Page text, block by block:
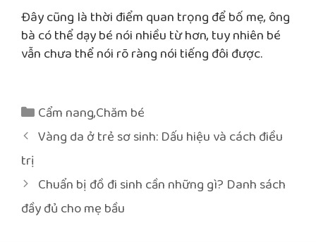
Đây cũng là thời điểm quan trọng để bố mẹ, ông
bà có thể dạy bé nói nhiều từ hơn, tuy nhiên bé
vẫn chưa thể nói rõ ràng nói tiếng đôi được.
Danh
mục
Cẩm nang,Chăm bé
Điều
hướng
bài
viết
Vàng da ở trẻ sơ sinh: Dấu hiệu và cách điều
trị
Chuẩn bị đồ đi sinh cần những gì? Danh sách
đầy đủ cho mẹ bầu